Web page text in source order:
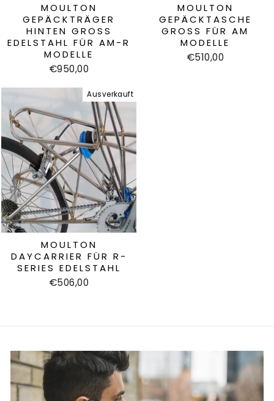
MOULTON
GEPÄCKTRÄGER
HINTEN GROSS E
DELSTAHL FÜR AM-R M
ODELLE
€950,00
MOULTON
GEPÄCKTASCHE
GROSS FÜR AM M
ODELLE
€510,00
Ausverkauft
MOULTON
DAYCARRIER FÜR R-
SERIES EDELSTAHL
€506,00